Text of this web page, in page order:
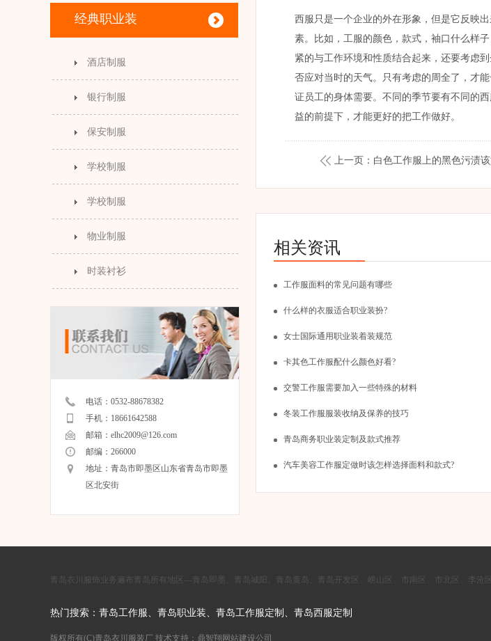
经典职业装
酒店制服
银行制服
保安制服
学校制服
学校制服
物业制服
时装衬衫
电话：0532-88678382
手机：18661642588
邮箱： elhc2009@126.com
邮编：266000
地址：青岛市即墨区山东省青岛市即墨
区北安街
西服只是一个企业的外在形象，但是它反映
素。比如，工服的颜色，款式，袖口什么样
紧的与工作环境和性质结合起来，还要考虑
否应对当时的天气。只有考虑的周全了，才
证员工的身体需要。不同的季节要有不同的
益的前提下，才能更好的把工作做好。
上一页：白色工作服上的黑色污渍
相关资讯
工作服面料的常见问题有哪些
什么样的衣服适合职业装扮?
女士国际通用职业装着装规范
卡其色工作服配什么颜色好看?
交警工作服需要加入一些特殊的材料
冬装工作服服装收纳及保养的技巧
青岛商务职业装定制及款式推荐
汽车美容工作服定做时该怎样选择面料和款式?
青岛衣川服饰业务遍布青岛所有地区---青岛即墨、青岛城阳、青岛黄岛、青岛开发区、崂山区、市南区、市北区、李沧
热门搜索： 青岛工作服、 青岛职业装、 青岛工作服定制 、 青岛西服定制
版权所有(C)青岛衣川服装厂 技术支持： 鼎智翔网站建设公司